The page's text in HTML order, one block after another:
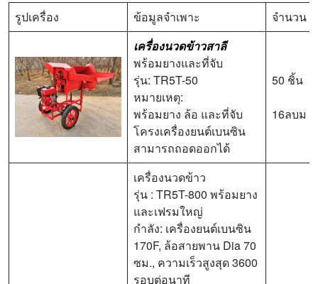
รูปเครื่อง ข้อมูลจำเพาะ
จำนวน
เครื่องนวดข้าวสาลี
พร้อมยางและที่จับ
รุ่น: TR5T-50
หมายเหตุ:
พร้อมยาง ล้อ และที่จับ
โครงเครื่องยนต์เบนซิน
สามารถถอดออกได้
50 ชิ้น
16ลบม
เครื่องนวดข้าว
รุ่น : TR5T-800 พร้อมยาง
และเฟรมใหญ่
กำลัง: เครื่องยนต์เบนซิน
170F, ล้อสายพาน Dia 70
ซม., ความเร็วสูงสุด 3600
รอบต่อนาที